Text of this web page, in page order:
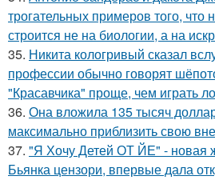
трогательных примеров того, что
строится не на биологии, а на
35. Никита кологривый сказал
профессии обычно говорят
"Красавчика" проще, чем играть
36. Она вложила 135 тысяч
максимально приблизить свою
37. "Я Хочу Детей ОТ ЙЕ" - новая
Бьянка цензори, впервые дала